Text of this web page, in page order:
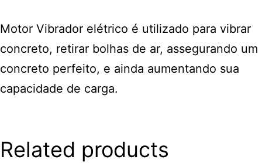
Motor Vibrador elétrico é utilizado para vibrar
concreto, retirar bolhas de ar, assegurando um
concreto perfeito, e ainda aumentando sua
capacidade de carga.
Related products